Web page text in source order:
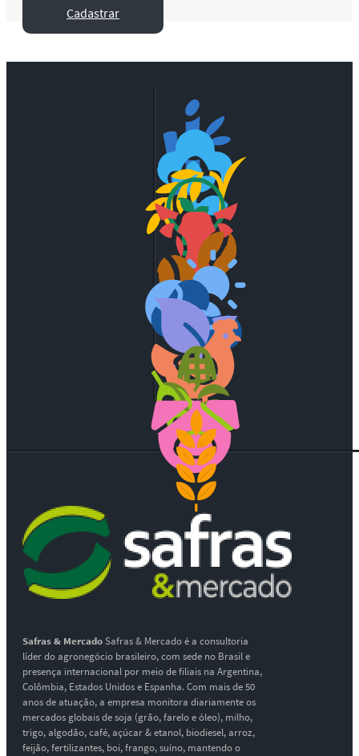
Cadastrar
Safras & MercadoSafras & Mercado é a consultoria
líder do agronegócio brasileiro, com sede no Brasil e
presença internacional por meio de filiais na Argentina,
Colômbia, Estados Unidos e Espanha. Com mais de 50
anos de atuação, a empresa monitora diariamente os
mercados globais de soja (grão, farelo e óleo), milho,
trigo, algodão, café, açúcar & etanol, biodiesel, arroz,
feijão, fertilizantes, boi, frango, suíno, mantendo o